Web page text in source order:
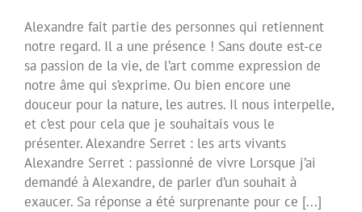
Alexandre fait partie des personnes qui retiennent
notre regard. Il a une présence ! Sans doute est-ce
sa passion de la vie, de l’art comme expression de
notre âme qui s’exprime. Ou bien encore une
douceur pour la nature, les autres. Il nous interpelle,
et c’est pour cela que je souhaitais vous le
présenter. Alexandre Serret : les arts vivants
Alexandre Serret : passionné de vivre Lorsque j’ai
demandé à Alexandre, de parler d’un souhait à
exaucer. Sa réponse a été surprenante pour ce [...]